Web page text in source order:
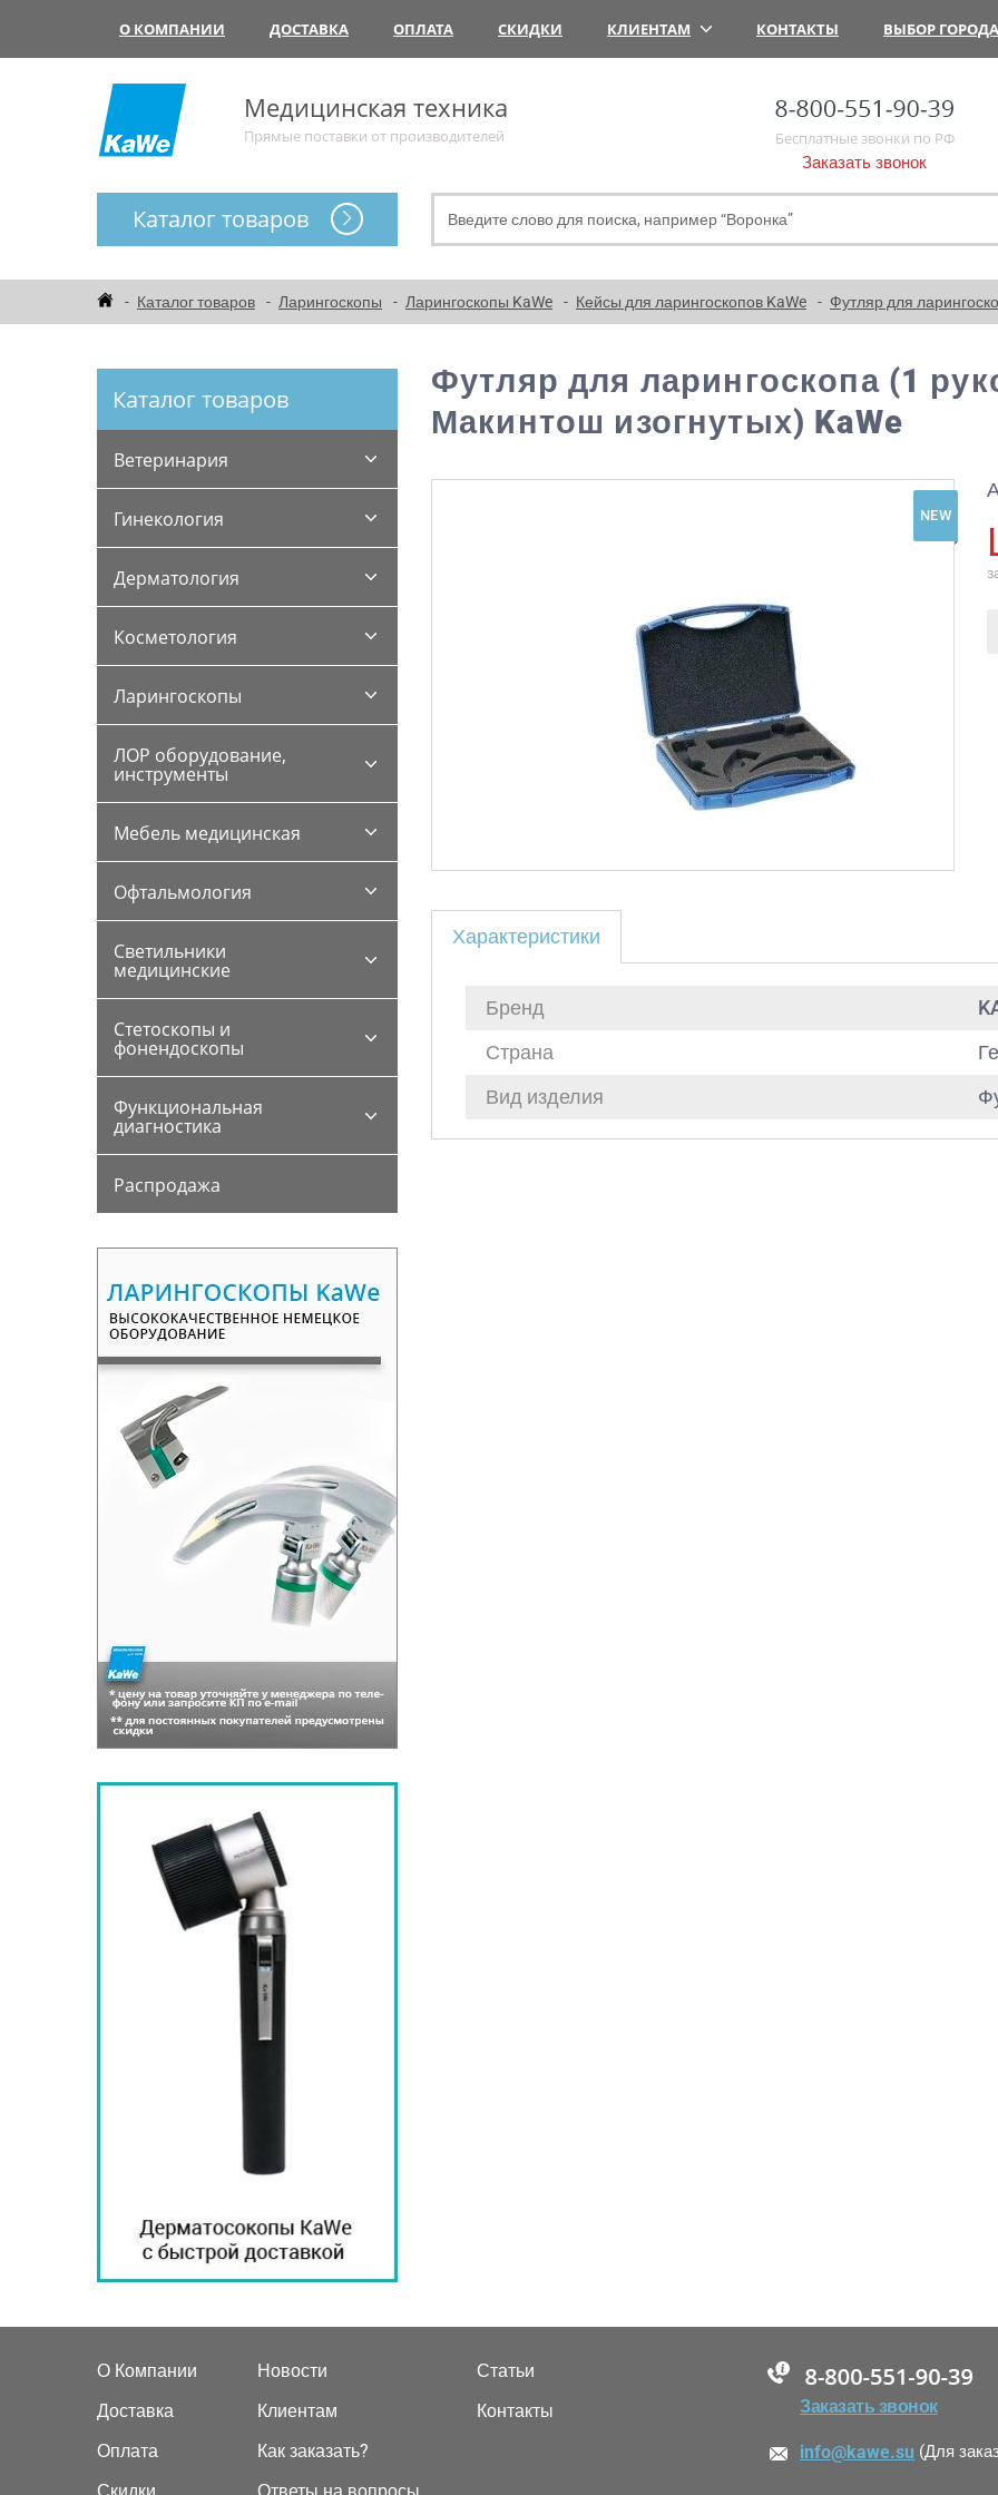
О КОМПАНИИ ДОСТАВКА ОПЛАТА СКИДКИ КЛИЕНТАМ КОНТАКТЫ ВЫБОР ГОРОДА
Медицинская техника
Прямые поставки от производителей
Бесплатные звонки по РФ
Заказать звонок
Каталог товаров
Каталог товаров Ларингоскопы Ларингоскопы KaWe Кейсы для ларингоскопов KaWe Футляр для
Каталог товаров
Ветеринария
Гинекология
Дерматология
Косметология
Ларингоскопы
ЛОР оборудование,
инструменты
Мебель медицинская
Офтальмология
Светильники
медицинские
Стетоскопы и
фонендоскопы
Функциональная
диагностика
Распродажа
Футляр для ларингоскопа (1
Макинтош изогнутых) KaWe
NEW
Характеристики
Бренд
Страна
Вид изделия
О Компании
Доставка
Оплата
Новости
Клиентам
Как заказать?
Статьи
Контакты
88005555550
Заказать звонок
info@kawe.su (Для